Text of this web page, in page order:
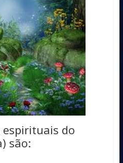
espirituais do
são: